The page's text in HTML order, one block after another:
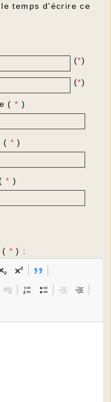
temps d'écrire ce
(*)
(*)
( * )
( *)
* )
( *) :